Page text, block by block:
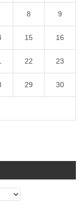
8 9
15 16
22 23
29 30